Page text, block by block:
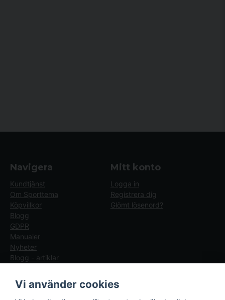
Navigera
Kundtjänst
Om Sporttema
Köpvillkor
Blogg
GDPR
Manualer
Nyheter
Blogg - artiklar
Mitt konto
Logga in
Registrera dig
Glömt lösenord?
Följ oss
AB
Vi använder cookies